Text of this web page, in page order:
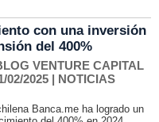
con una inversión
del 400%
VENTURE CAPITAL
02/2025 | NOTICIAS
Banca.me ha logrado un